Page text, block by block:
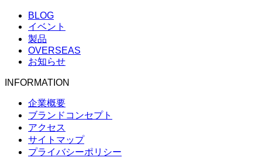
BLOG
イベント
製品
OVERSEAS
お知らせ
INFORMATION
企業概要
ブランドコンセプト
アクセス
サイトマップ
プライバシーポリシー